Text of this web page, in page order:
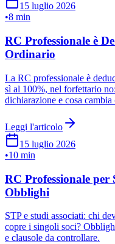
15 luglio 2026
•8 min
RC Professionale è
Ordinario
La RC professionale è
sì al 100%, nel forfettario
dichiarazione e cosa cambia
Leggi l'articolo
15 luglio 2026
•10 min
RC Professionale per
Obblighi
STP e studi associati: chi
copre i singoli soci?
e clausole da controllare.